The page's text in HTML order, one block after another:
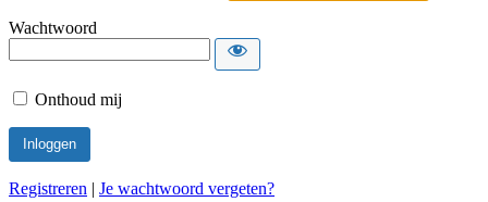
Wachtwoord
Onthoud mij
Registreren | Je wachtwoord vergeten?